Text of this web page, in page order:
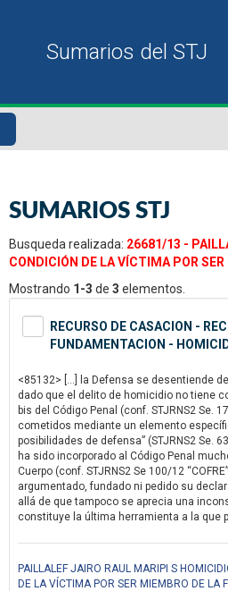
SUMARIOS STJ
Busqueda realizada: 26681/13 -
CONDICIÓN DE LA VÍCTIMA POR
Mostrando 1-3 de 3 elementos.
RECURSO DE CASACION -
FUNDAMENTACION -
<85132> […] la Defensa se desentiende
dado que el delito de homicidio no tiene
bis del Código Penal (conf. STJRNS2 Se.
cometidos mediante un elemento
posibilidades de defensa” (STJRNS2 Se.
ha sido incorporado al Código Penal
Cuerpo (conf. STJRNS2 Se 100/12
argumentado, fundado ni pedido su
allá de que tampoco se aprecia una
constituye la última herramienta a la que
PAILLALEF JAIRO RAUL MARIPI S
DE LA VÍCTIMA POR SER MIEMBRO DE LA